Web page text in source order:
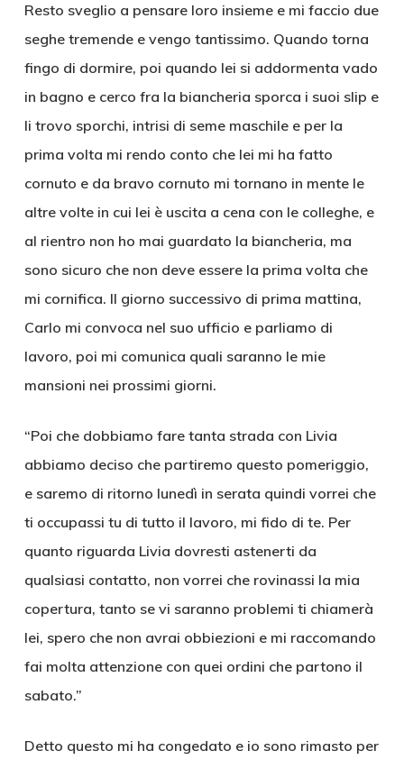
Resto sveglio a pensare loro insieme e mi faccio due
seghe tremende e vengo tantissimo. Quando torna
fingo di dormire, poi quando lei si addormenta vado
in bagno e cerco fra la biancheria sporca i suoi slip e
li trovo sporchi, intrisi di seme maschile e per la
prima volta mi rendo conto che lei mi ha fatto
cornuto e da bravo cornuto mi tornano in mente le
altre volte in cui lei è uscita a cena con le colleghe, e
al rientro non ho mai guardato la biancheria, ma
sono sicuro che non deve essere la prima volta che
mi cornifica. Il giorno successivo di prima mattina,
Carlo mi convoca nel suo ufficio e parliamo di
lavoro, poi mi comunica quali saranno le mie
mansioni nei prossimi giorni.
“Poi che dobbiamo fare tanta strada con Livia
abbiamo deciso che partiremo questo pomeriggio,
e saremo di ritorno lunedì in serata quindi vorrei che
ti occupassi tu di tutto il lavoro, mi fido di te. Per
quanto riguarda Livia dovresti astenerti da
qualsiasi contatto, non vorrei che rovinassi la mia
copertura, tanto se vi saranno problemi ti chiamerà
lei, spero che non avrai obbiezioni e mi raccomando
fai molta attenzione con quei ordini che partono il
sabato.”
Detto questo mi ha congedato e io sono rimasto per